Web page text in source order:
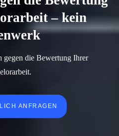
– kein
gegen die Bewertung Ihrer
ANFRAGEN